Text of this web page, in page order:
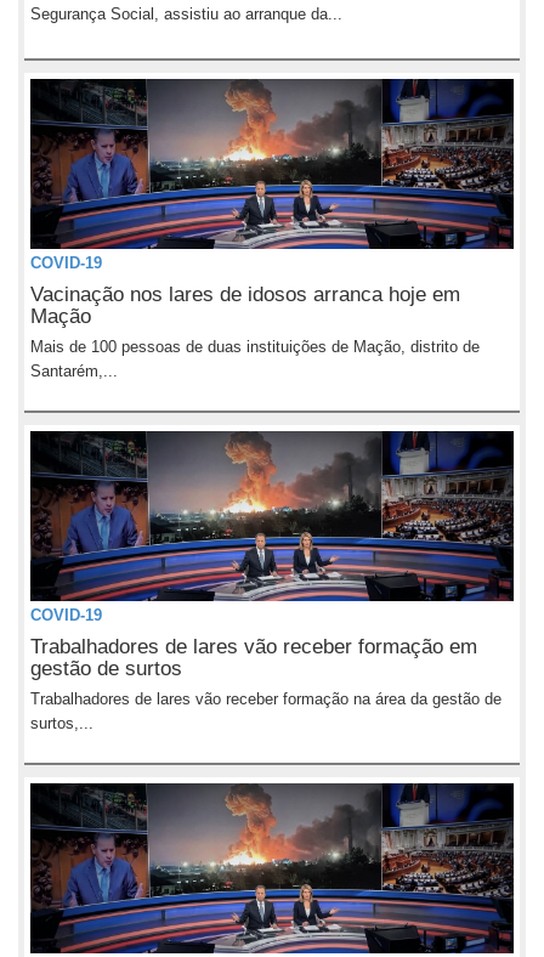
Segurança Social, assistiu ao arranque da...
COVID-19
Vacinação nos lares de idosos arranca hoje em
Mação
Mais de 100 pessoas de duas instituições de Mação, distrito de
Santarém,...
COVID-19
Trabalhadores de lares vão receber formação em
gestão de surtos
Trabalhadores de lares vão receber formação na área da gestão de
surtos,...